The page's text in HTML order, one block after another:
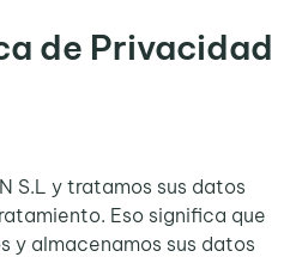
de Privacidad
S.L y tratamos sus datos
Eso significa que
y almacenamos sus datos